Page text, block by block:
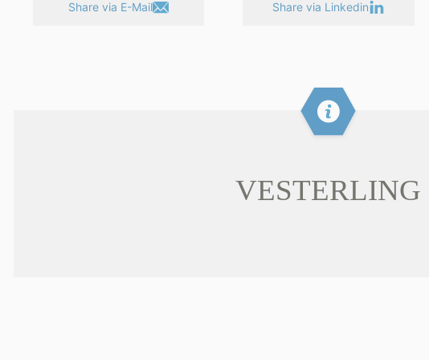
Share via E-Mail Share via Linkedin
VESTERLING